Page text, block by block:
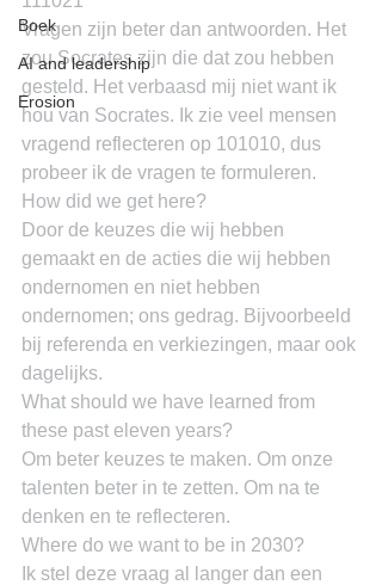
Boek
AI and leadership
Erosion
Vragen zijn beter dan antwoorden. Het
zou Socrates zijn die dat zou hebben
gesteld. Het verbaasd mij niet want ik
hou van Socrates. Ik zie veel mensen
vragend reflecteren op 101010, dus
probeer ik de vragen te formuleren.
How did we get here?
Door de keuzes die wij hebben
gemaakt en de acties die wij hebben
ondernomen en niet hebben
ondernomen; ons gedrag. Bijvoorbeeld
bij referenda en verkiezingen, maar ook
dagelijks.
What should we have learned from
these past eleven years?
Om beter keuzes te maken. Om onze
talenten beter in te zetten. Om na te
denken en te reflecteren.
Where do we want to be in 2030?
Ik stel deze vraag al langer dan een